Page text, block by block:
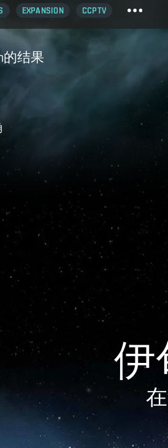
EXPANSION CCPTV
的结果
伊